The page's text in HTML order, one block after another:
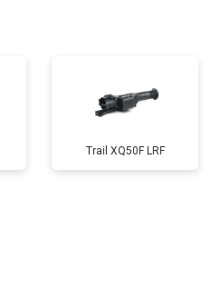
от 10000 ₽
Trail XQ50F LRF